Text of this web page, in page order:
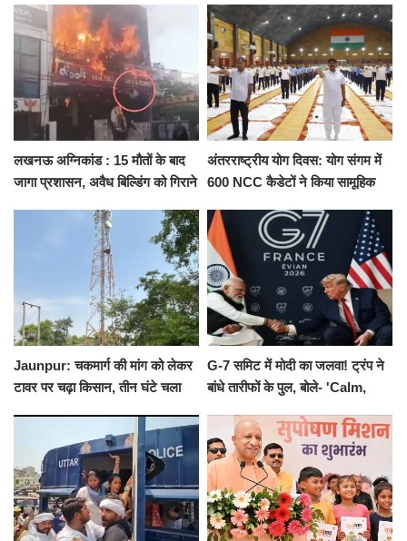
को नहीं...
किराया
लखनऊ अग्निकांड : 15 मौतों के बाद
जागा प्रशासन, अवैध बिल्डिंग को गिराने
अंतरराष्ट्रीय योग दिवस: योग संगम में
600 NCC कैडेटों ने किया सामूहिक
संकल्प
Jaunpur: चकमार्ग की मांग को लेकर
टावर पर चढ़ा किसान, तीन घंटे चला
G-7 समिट में मोदी का जलवा! ट्रंप ने
बांधे तारीफों के पुल, बोले- 'Calm,